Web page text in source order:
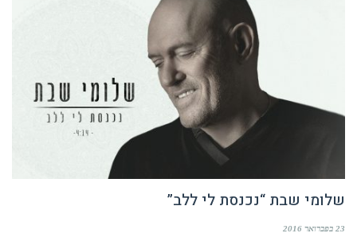
שלומי שבת “נכנסת לי ללב”
23 בפברואר 2016